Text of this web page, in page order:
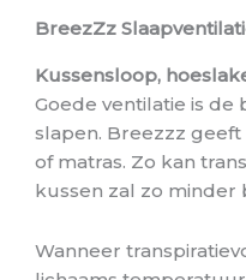
BreezZz
Kussensloop,
Goede ventilatie is
slapen. Breezzz
of matras. Zo kan
kussen zal zo minder
Wanneer